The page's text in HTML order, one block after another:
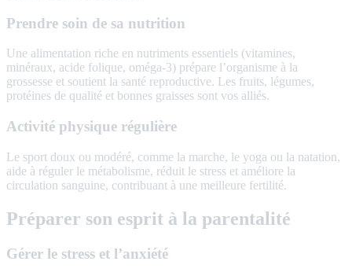
Prendre soin de sa nutrition
Une alimentation riche en nutriments essentiels (vitamines,
minéraux, acide folique, oméga-3) prépare l’organisme à la
grossesse et soutient la santé reproductive. Les fruits, légumes,
protéines de qualité et bonnes graisses sont vos alliés.
Activité physique régulière
Le sport doux ou modéré, comme la marche, le yoga ou la natation,
aide à réguler le métabolisme, réduit le stress et améliore la
circulation sanguine, contribuant à une meilleure fertilité.
Préparer son esprit à la parentalité
Gérer le stress et l’anxiété